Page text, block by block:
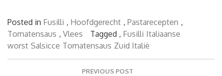
Posted in Fusilli , Hoofdgerecht , Pastarecepten ,
Tomatensaus , Vlees Tagged , Fusilli Italiaanse
worst Salsicce Tomatensaus Zuid Italië
PREVIOUS POST